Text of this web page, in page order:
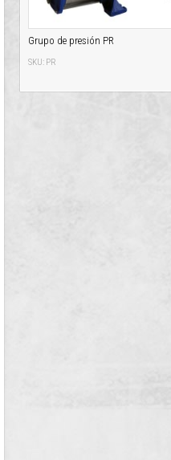
Grupo de presión PR
SKU: PR